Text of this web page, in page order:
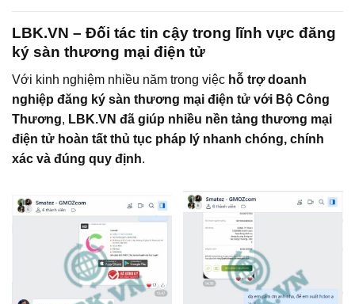
LBK.VN – Đối tác tin cậy trong lĩnh vực đăng
ký sàn thương mại điện tử
Với kinh nghiệm nhiều năm trong việc hỗ trợ doanh
nghiệp đăng ký sàn thương mại điện tử với Bộ Công
Thương, LBK.VN đã giúp nhiều nền tảng thương mại
điện tử hoàn tất thủ tục pháp lý nhanh chóng, chính
xác và đúng quy định.